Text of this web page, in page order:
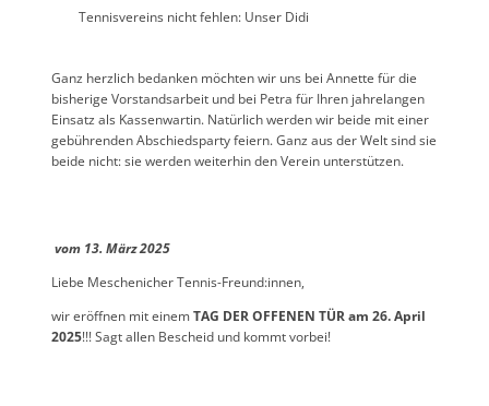
Tennisvereins nicht fehlen: Unser Didi
Ganz herzlich bedanken möchten wir uns bei Annette für die
bisherige Vorstandsarbeit und bei Petra für Ihren jahrelangen
Einsatz als Kassenwartin. Natürlich werden wir beide mit einer
gebührenden Abschiedsparty feiern. Ganz aus der Welt sind sie
beide nicht: sie werden weiterhin den Verein unterstützen.
vom 13. März 2025
Liebe Meschenicher Tennis-Freund:innen,
wir eröffnen mit einemTAG DER OFFENEN TÜR am 26. April
2025!!! Sagt allen Bescheid und kommt vorbei!